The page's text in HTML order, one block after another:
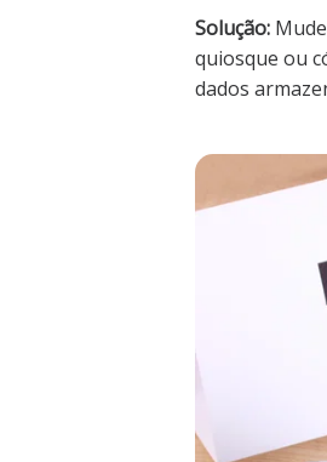
Solução:
quiosque ou
dados